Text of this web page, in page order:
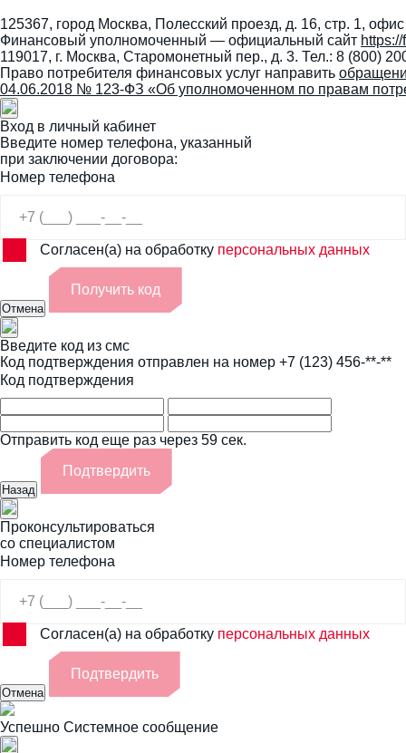
125367, город Москва, Полесский проезд, д. 16, стр. 1,
Финансовый уполномоченный — официальный сайт
119017, г. Москва, Старомонетный пер., д. 3. Тел.: 8 (800)
Право потребителя финансовых услуг направить
04.06.2018 № 123-ФЗ «Об уполномоченном по правам
Вход в личный кабинет
Введите номер телефона, указанный
при заключении договора:
Номер телефона
Согласен(а) на обработку персональных данных
Отмена
Получить код
Введите код из смс
Код подтверждения отправлен на номер +7 (123) 456-**-**
Код подтверждения
Отправить код еще раз через 59 сек.
Назад
Подтвердить
Проконсультироваться
со специалистом
Номер телефона
Согласен(а) на обработку персональных данных
Отмена
Подтвердить
Успешно Системное сообщение